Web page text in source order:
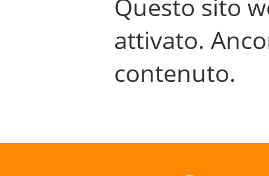
Questo sito
attivato.
contenuto.